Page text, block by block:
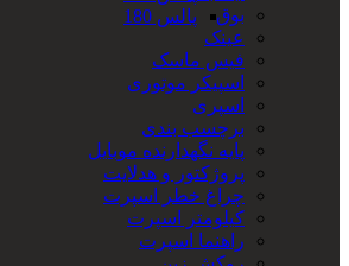
پالس 180
بوق
عینک
فیس ماسک
اسپیکر موتوری
اسپری
برچسب بندی
پایه نگهدارنده موبایل
پروژکتور و هدلایت
چراغ خطر اسپرت
کیلومتر اسپرت
راهنما اسپرت